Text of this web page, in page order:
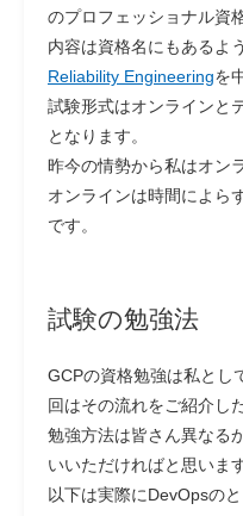
のプロフェッショナル資
内容は資格名にもあるよ
Reliability Engineeringを
試験形式はオンラインと
となります。
昨今の情勢から私はオン
オンラインは時間によら
です。
試験の勉強法
GCPの資格勉強は私とし
回はその流れをご紹介し
勉強方法は皆さん異なる
いいただければと思います
以下は実際にDevOpsの